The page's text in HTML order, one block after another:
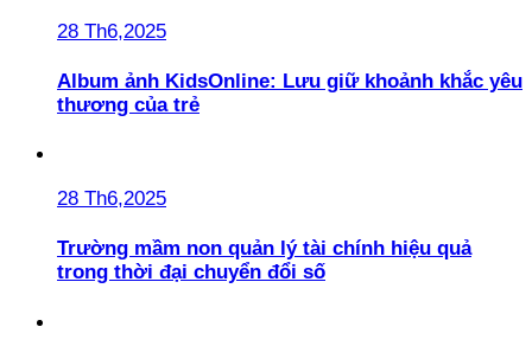
28 Th6,2025
Album ảnh KidsOnline: Lưu giữ khoảnh khắc yêu
thương của trẻ
28 Th6,2025
Trường mầm non quản lý tài chính hiệu quả
trong thời đại chuyển đổi số